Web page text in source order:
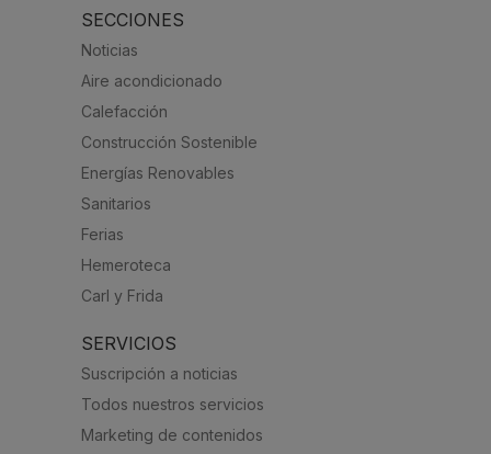
SECCIONES
Noticias
Aire acondicionado
Calefacción
Construcción Sostenible
Energías Renovables
Sanitarios
Ferias
Hemeroteca
Carl y Frida
SERVICIOS
Suscripción a noticias
Todos nuestros servicios
Marketing de contenidos